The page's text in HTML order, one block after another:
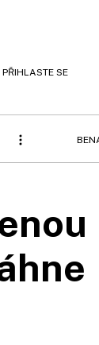
PŘIHLASTE SE